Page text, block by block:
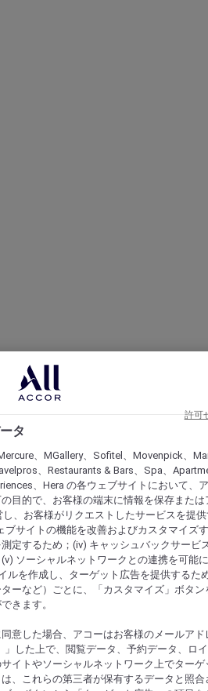
タ
、MGallery、Sofitel、Movenpick、
、Restaurants & Bars、Spa、
、Hera の各ウェブサイトにおいて、
の目的で、お客様の端末に情報を保存または
、お客様がリクエストしたサービスを提供
サイトの機能を改善およびカスタマイズ
定するため；(iv) キャッシュバックサービ
ソーシャルネットワークとの連携を可能
ルを作成し、ターゲット広告を提供するた
ーなど）ごとに、「カスタマイズ」ボタン
きます。
意した場合、アコーはお客様のメールアド
した上で、閲覧データ、予約データ、ロ
イトやソーシャルネットワーク上でター
、これらの第三者が保有するデータと照合
許可